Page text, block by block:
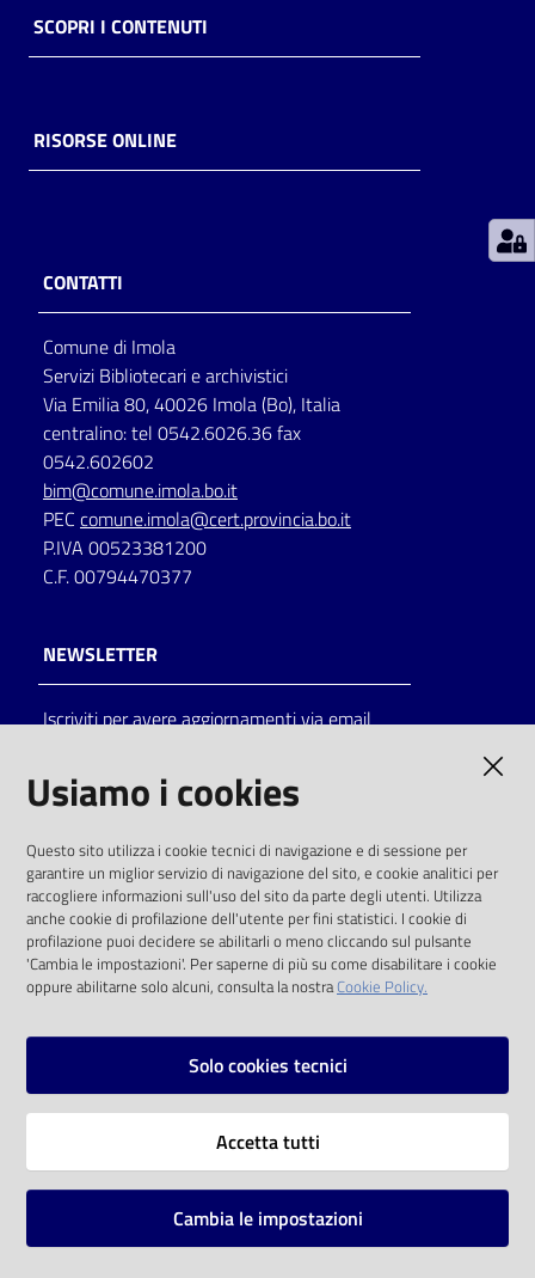
Casa
Piani
storico
per
lettura
Seguici
su
Catalogo
on line
Eventi
Chiedi al
bibliotecario
SCOPRI I CONTENUTI
RISORSE ONLINE
CONTATTI
Comune di Imola
Servizi Bibliotecari e archivistici
Via Emilia 80, 40026 Imola (Bo), Italia
centralino: tel 0542.6026.36 fax
0542.602602
bim@comune.imola.bo.it
PEC comune.imola@cert.provincia.bo.it
P.IVA 00523381200
C.F. 00794470377
NEWSLETTER
Iscriviti per avere aggiornamenti via email
solo alle condizioni previste dalla direttiva
comunitaria 2003/98/CE e dal d.lgs. 36/2006
SOCIAL
Instagram
Vai alla pagina
Mappa del sito
Usiamo i cookies
Questo sito utilizza i cookie tecnici di navigazione e di sessione per
garantire un miglior servizio di navigazione del sito, e cookie analitici per
raccogliere informazioni sull'uso del sito da parte degli utenti. Utilizza
anche cookie di profilazione dell'utente per fini statistici. I cookie di
profilazione puoi decidere se abilitarli o meno cliccando sul pulsante
'Cambia le impostazioni'. Per saperne di più su come disabilitare i cookie
oppure abilitarne solo alcuni, consulta la nostraCookie Policy.
Solo cookies tecnici
Accetta tutti
Cambia le impostazioni